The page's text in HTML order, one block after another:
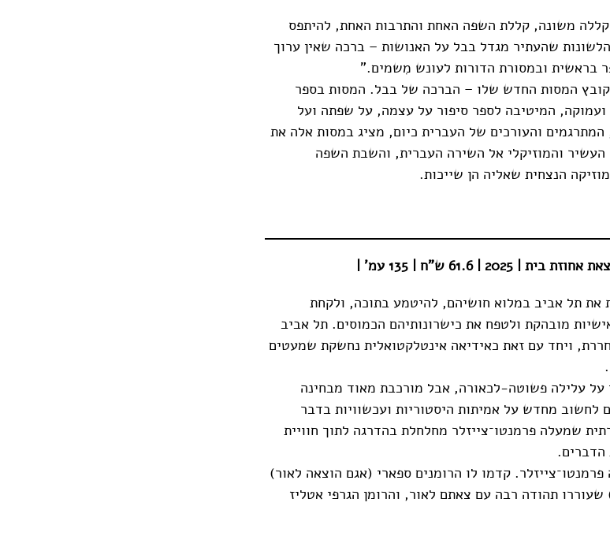
משונה, קללת השפה האחת והתרבות האחת, להיתפס
שהעתיר מגדל בבל על האנושות – ברכה שאין ערוך
בראשית ובמסורת הדורות לעונש מִשמים."
המסות החדש שלו – הברכה של בבל. המסות בספר
המיטיבה לספר סיפור על עצמה, על שפתה ועל
והעורכים של העברית כיום, מציג במסות אלה את
העשיר והמוזיקלי אל השירה העברית, והשבת השפה
הנצחית שאליה הן שייכות.
| 61.6 ש"ח | 135 עמ' |
את תל אביב במלוא חושיהם, להיטמע בתוכה, ולקחת
מובהקת ולטפח את כישרונותיהם הכמוסים. תל אביב
ויחד עם זאת כאידיאה אינטלקטואלית נחשקת שמעטים
על עלילה פשוטה-לכאורה, אבל מורכבת מאוד מבחינה
לחשוב מחדש על אמיתות היסטוריות ועכשוויות בדבר
שמעלה פרמנטו־צייזלר מחלחלת בהדרגה לתוך חוויית
הדברים.
קדמו לו הרומנים ספארי (אגם הוצאה לאור)
לאור) שעוררו תהודה רבה עם צאתם לאור, והרומן הגרפי אטליז